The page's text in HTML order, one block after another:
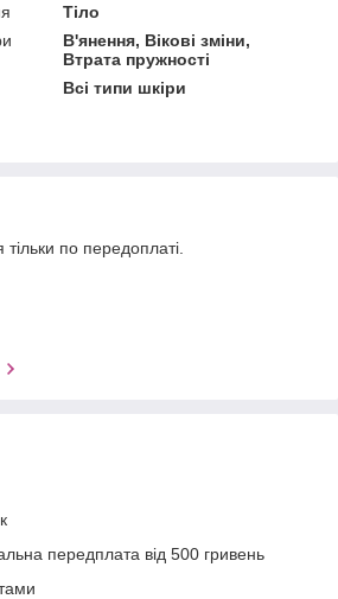
Тіло
В'янення, Вікові зміни,
Втрата пружності
Всі типи шкіри
по передоплаті.
передплата від 500 гривень